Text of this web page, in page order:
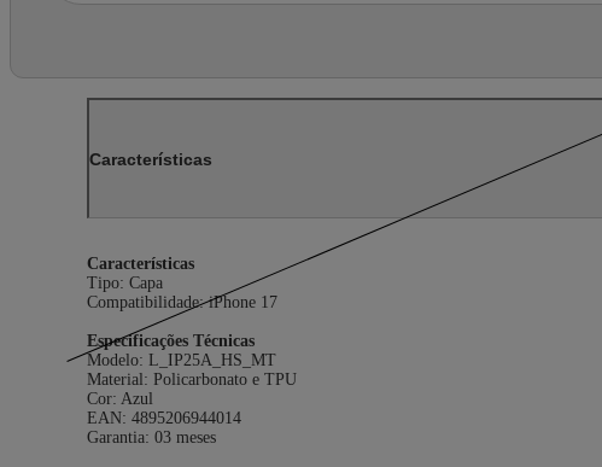
Características
Características
Tipo: Capa
Compatibilidade: iPhone 17
Especificações Técnicas
Modelo: L_IP25A_HS_MT
Material: Policarbonato e TPU
Cor: Azul
EAN: 4895206944014
Garantia: 03 meses